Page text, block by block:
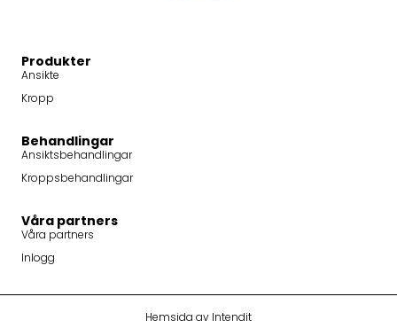
Produkter
Ansikte
Kropp
Behandlingar
Ansiktsbehandlingar
Kroppsbehandlingar
Våra partners
Våra partners
Inlogg
Hemsida av Intendit